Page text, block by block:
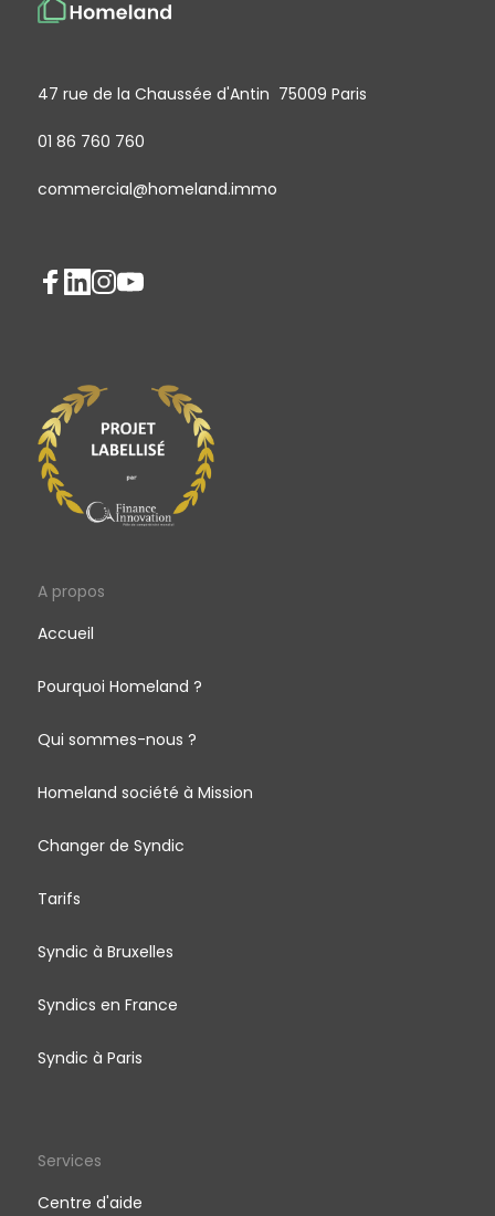
47 rue de la Chaussée d'Antin 75009 Paris
01 86 760 760
commercial@homeland.immo
A propos
Accueil
Pourquoi Homeland ?
Qui sommes-nous ?
Homeland société à Mission
Changer de Syndic
Tarifs
Syndic à Bruxelles
Syndics en France
Syndic à Paris
Services
Centre d'aide